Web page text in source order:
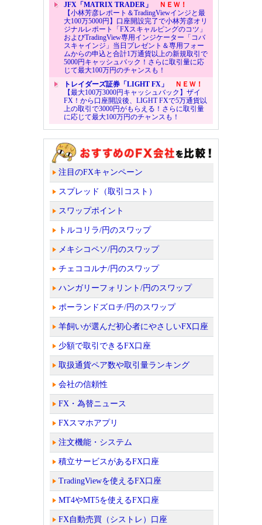
JFX「MATRIX TRADER」
ＮＥＷ！
【小林芳彦レポート＆TradingViewインジと最
大100万5000円】口座開設完了で小林芳彦オリ
ジナルレポート「FXスキャルピングのコツ」
およびTradingView専用インジケーター「コバ
スキャインジ」当日プレゼント＆専用フォー
ムからの申込と合計1万通貨以上の新規取引で
5000円キャッシュバック！さらに取引量に応
じて最大100万円のチャンスも！
トレイダーズ証券「LIGHT FX」
ＮＥＷ！
【最大100万3000円キャッシュバック】ザイ
FX！から口座開設後、LIGHT FXで5万通貨以
上の取引で3000円がもらえる！さらに取引量
に応じて最大100万円のチャンスも！
注目のFXキャンペーン
スプレッド（取引コスト）
スワップポイント
トルコリラ/円のスワップ
メキシコペソ/円のスワップ
チェココルナ/円のスワップ
ハンガリーフォリント/円のスワップ
ポーランドズロチ/円のスワップ
羊飼いが選んだ初心者にやさしいFX口座
少額で取引できるFX口座
取扱通貨ペア数や取引量ランキング
会社の信頼性
FX・為替ニュース
FXスマホアプリ
注文機能・システム
積立サービスがあるFX口座
TradingViewを使えるFX口座
MT4やMT5を使えるFX口座
FX自動売買（シストレ）口座